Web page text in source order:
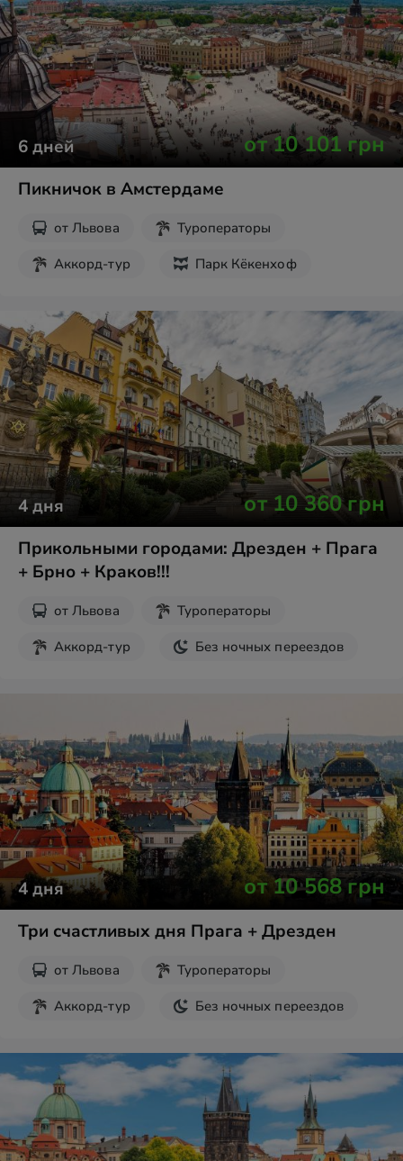
6дней от10 101грн
Пикничок в Амстердаме
от Львова
Туроператоры
Аккорд-тур
Парк Кёкенхоф
4дня от 10 360грн
Прикольными городами: Дрезден + Прага
+ Брно + Краков!!!
от Львова
Туроператоры
Аккорд-тур
Без ночных переездов
4дня от10 568грн
Три счастливых дня Прага + Дрезден
от Львова
Туроператоры
Аккорд-тур
Без ночных переездов